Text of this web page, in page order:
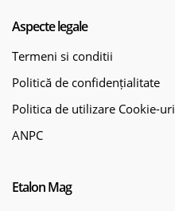
Aspecte legale
Termeni si conditii
Politică de confidențialitate
Politica de utilizare Cookie-uri
ANPC
Etalon Mag